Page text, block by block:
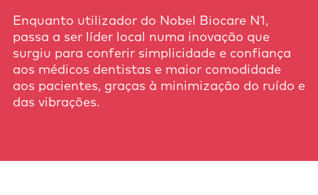
Enquanto utilizador do Nobel Biocare N1,
passa a ser líder local numa inovação que
surgiu para conferir simplicidade e confiança
aos médicos dentistas e maior comodidade
aos pacientes, graças à minimização do ruído e
das vibrações.